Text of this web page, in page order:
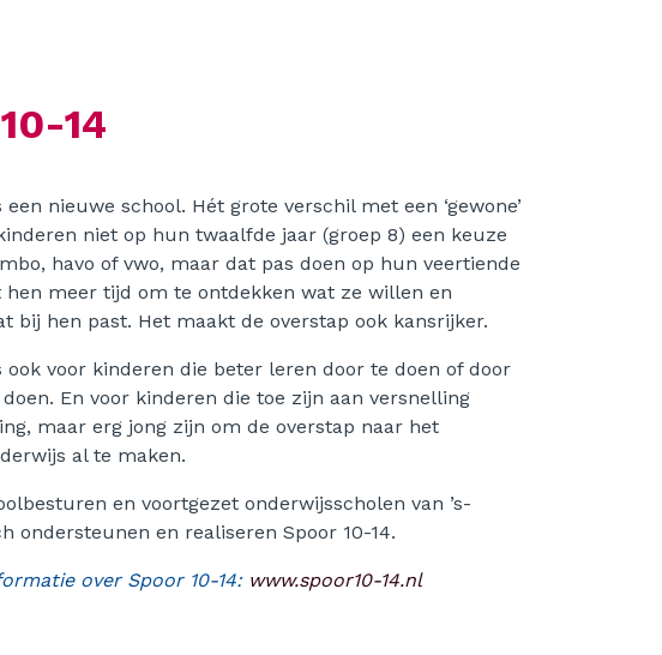
14
een nieuwe school. Hét grote verschil met een ‘gewone’
niet op hun twaalfde jaar (groep 8) een keuze
havo of vwo, maar dat pas doen op hun veertiende
hen meer tijd om te ontdekken wat ze willen en
bij hen past. Het maakt de overstap ook kansrijker.
ook voor kinderen die beter leren door te doen of door
En voor kinderen die toe zijn aan versnelling
maar erg jong zijn om de overstap naar het
al te maken.
en voortgezet onderwijsscholen van ’s-
ondersteunen en realiseren Spoor 10-14.
over Spoor 10-14: www.spoor10-14.nl